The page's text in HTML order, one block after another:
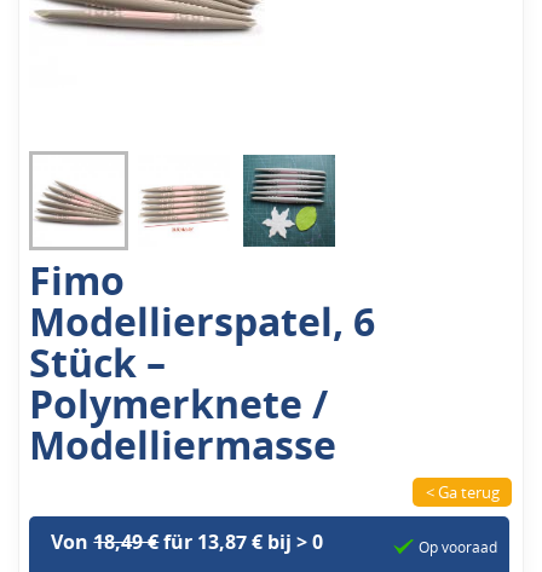
Fimo
Modellierspatel, 6
Stück –
Polymerknete /
Modelliermasse
< Ga terug
Von18,49 €für 13,87 € bij > 0
Op vooraad